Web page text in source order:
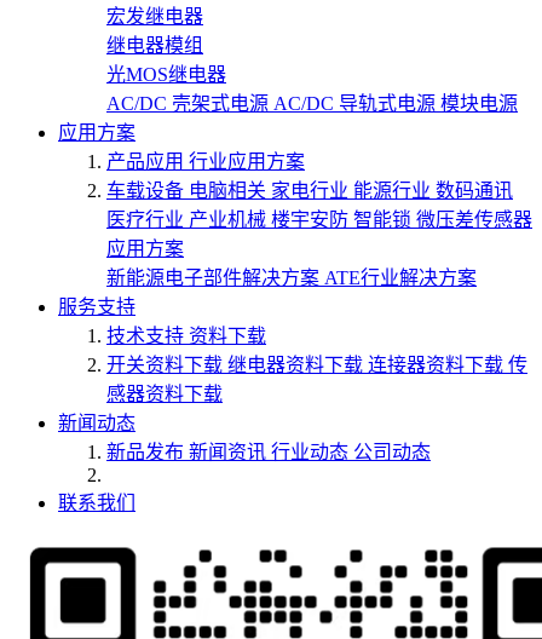
宏发继电器
继电器模组
光MOS继电器
AC/DC 壳架式电源 AC/DC 导轨式电源 模块电源
应用方案
产品应用 行业应用方案
车载设备 电脑相关 家电行业 能源行业 数码通讯
医疗行业 产业机械 楼宇安防 智能锁 微压差传感器
应用方案
新能源电子部件解决方案 ATE行业解决方案
服务支持
技术支持 资料下载
开关资料下载 继电器资料下载 连接器资料下载 传
感器资料下载
新闻动态
新品发布 新闻资讯 行业动态 公司动态
联系我们